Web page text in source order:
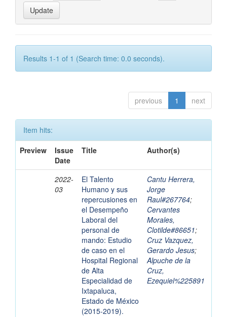
Results 1-1 of 1 (Search time: 0.0 seconds).
previous 1 next
Item hits:
Preview
Issue
Date
Title Author(s)
2022-
03
El Talento
Humano y sus
repercusiones en
el Desempeño
Laboral del
personal de
mando: Estudio
de caso en el
Hospital Regional
de Alta
Especialidad de
Ixtapaluca,
Estado de México
(2015-2019).
Cantu Herrera,
Jorge
Raul#267764;
Cervantes
Morales,
Clotilde#86651;
Cruz Vazquez,
Gerardo Jesus;
Alpuche de la
Cruz,
Ezequiel%225891